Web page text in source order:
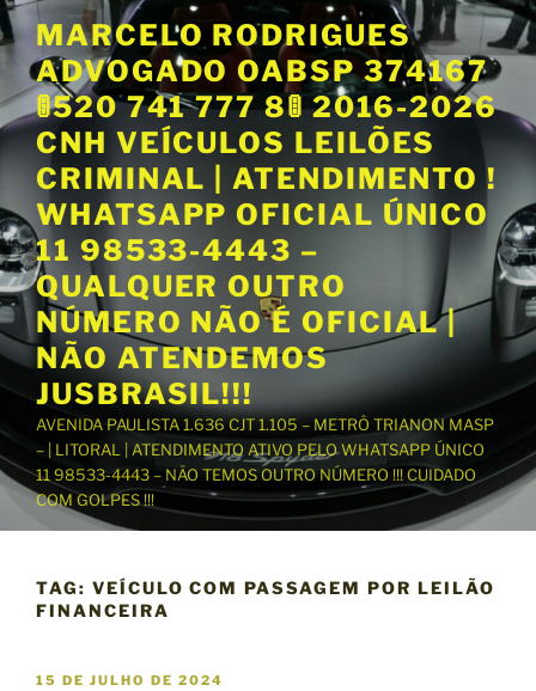
P
u
a
r
r
a
o
c
o
n
t
ú
d
MARCELO RODRIGUES
ADVOGADO OABSP 374167
🚦520 741 777 8🚦 2016-2026
CNH VEÍCULOS LEILÕES
CRIMINAL | ATENDIMENTO !
WHATSAPP OFICIAL ÚNICO
11 98533-4443 –
QUALQUER OUTRO
NÚMERO NÃO É OFICIAL |
NÃO ATENDEMOS
JUSBRASIL!!!
AVENIDA PAULISTA 1.636 CJT 1.105 – METRÔ TRIANON MASP
– | LITORAL | ATENDIMENTO ATIVO PELO WHATSAPP ÚNICO
11 98533-4443 – NÃO TEMOS OUTRO NÚMERO !!! CUIDADO
COM GOLPES !!!
TAG: VEÍCULO COM PASSAGEM POR LEILÃO
FINANCEIRA
P
15 DE JULHO DE 2024